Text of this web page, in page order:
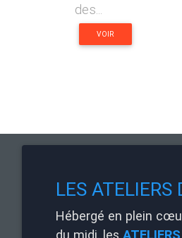
des...
VOIR
ATELIERS DU MIDI
en plein cœur du quartier